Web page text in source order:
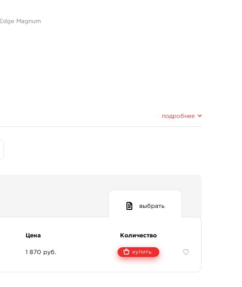
Magnum
подробнее
выбрать
Цена Количество
1 870 руб. купить